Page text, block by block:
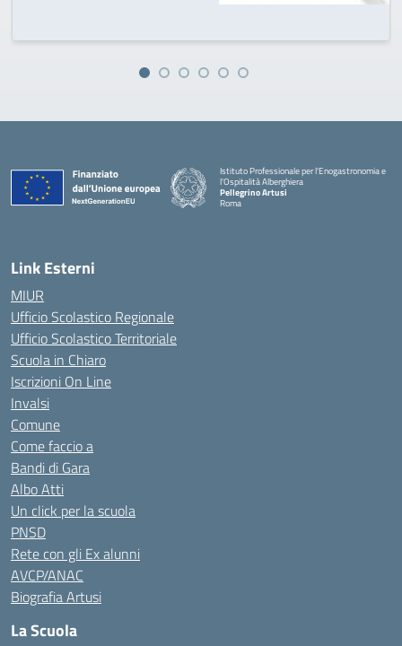
Istituto Professionale per l'Enogastronomia e
l'Ospitalità Alberghiera
Pellegrino Artusi
Roma
Link Esterni
MIUR
Ufficio Scolastico Regionale
Ufficio Scolastico Territoriale
Scuola in Chiaro
Iscrizioni On Line
Invalsi
Comune
Come faccio a
Bandi di Gara
Albo Atti
Un click per la scuola
PNSD
Rete con gli Ex alunni
AVCP/ANAC
Biografia Artusi
La Scuola